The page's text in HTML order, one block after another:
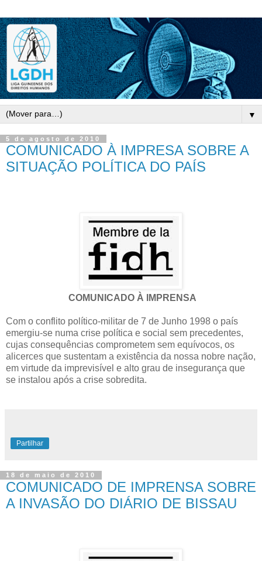
▼
5 de agosto de 2010
COMUNICADO À IMPRESA SOBRE A
SITUAÇÃO POLÍTICA DO PAÍS
COMUNICADO À IMPRENSA
Com o conflito político-militar de 7 de Junho 1998 o país
emergiu-se numa crise política e social sem precedentes,
cujas consequências comprometem sem equívocos, os
alicerces que sustentam a existência da nossa nobre nação,
em virtude da imprevisível e alto grau de insegurança que
se instalou após a crise sobredita.
Partilhar
18 de maio de 2010
COMUNICADO DE IMPRENSA SOBRE
A INVASÃO DO DIÁRIO DE BISSAU